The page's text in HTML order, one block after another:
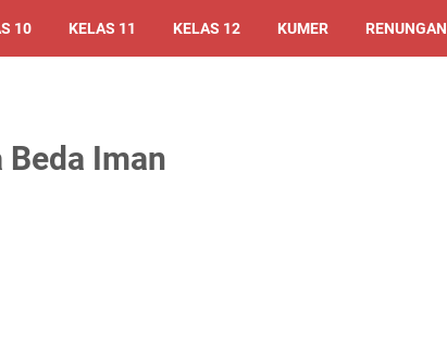
10 KELAS 11 KELAS 12 KUMER RENUNGAN
Iman